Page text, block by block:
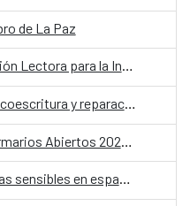
de La Paz
Curso de Mediación y Animación Lectora para la Infancia – Lectores sin Frontera
Reproducir la vida: Taller de ecoescritura y reparación
Taller-laboratorio: Cartografías sensibles en espacios públicos